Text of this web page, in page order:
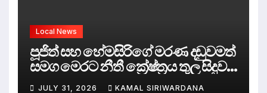
Local News
පූජිත් සහ හේමසිරිගේ මරණ දඩුවමත්
සමග මෙරට නීතී ක්‍රේෂ්ත්‍රය තුල සිදුව
ඇත්තේ කුමක්ද ?
JULY 31, 2026 KAMAL SIRIWARDANA